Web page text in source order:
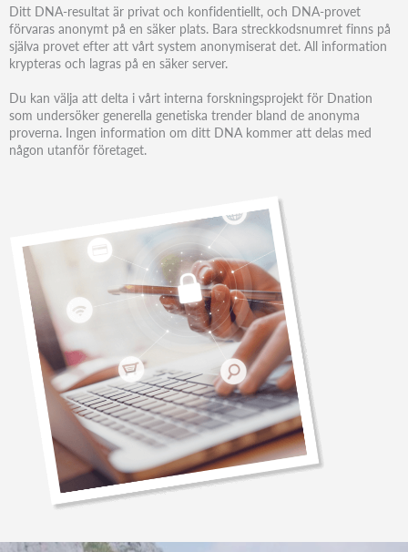
Ditt DNA-resultat är privat och konfidentiellt, och DNA-provet
förvaras anonymt på en säker plats. Bara streckkodsnumret finns på
själva provet efter att vårt system anonymiserat det. All information
krypteras och lagras på en säker server.
Du kan välja att delta i vårt interna forskningsprojekt för Dnation
som undersöker generella genetiska trender bland de anonyma
proverna. Ingen information om ditt DNA kommer att delas med
någon utanför företaget.